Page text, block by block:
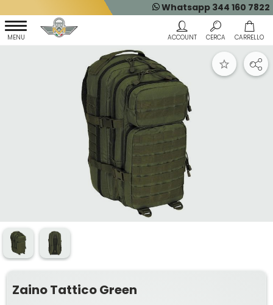
Whatsapp 344 160 7822
Zaino Tattico Green